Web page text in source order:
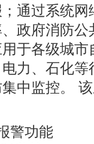
通过系统
政府消防
于各级城
力、石化
中监控。
警功能